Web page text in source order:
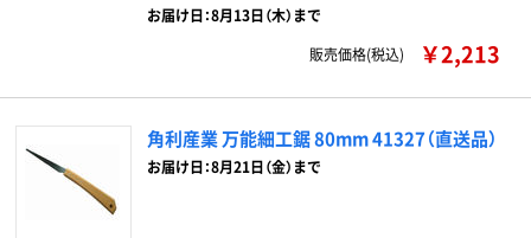
お届け日：8月13日（木）まで
販売価格(税込)
￥2,213
角利産業 万能細工鋸 80mm 41327（直送品）
お届け日：8月21日（金）まで